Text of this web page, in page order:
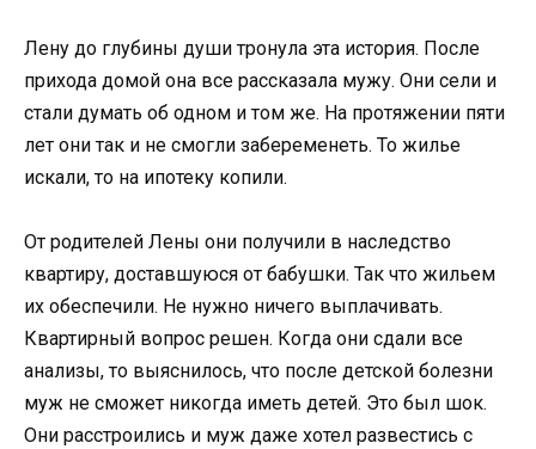
Лену до глубины души тронула эта история. После
прихода домой она все рассказала мужу. Они сели и
стали думать об одном и том же. На протяжении пяти
лет они так и не смогли забеременеть. То жилье
искали, то на ипотеку копили.
От родителей Лены они получили в наследство
квартиру, доставшуюся от бабушки. Так что жильем
их обеспечили. Не нужно ничего выплачивать.
Квартирный вопрос решен. Когда они сдали все
анализы, то выяснилось, что после детской болезни
муж не сможет никогда иметь детей. Это был шок.
Они расстроились и муж даже хотел развестись с